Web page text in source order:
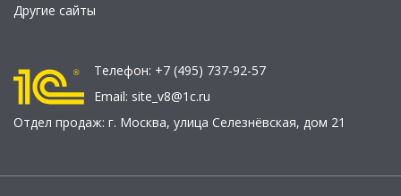
Другие сайты
Телефон: +7 (495) 737-92-57
Email: site_v8@1c.ru
Отдел продаж: г. Москва, улица Селезнёвская, дом 21